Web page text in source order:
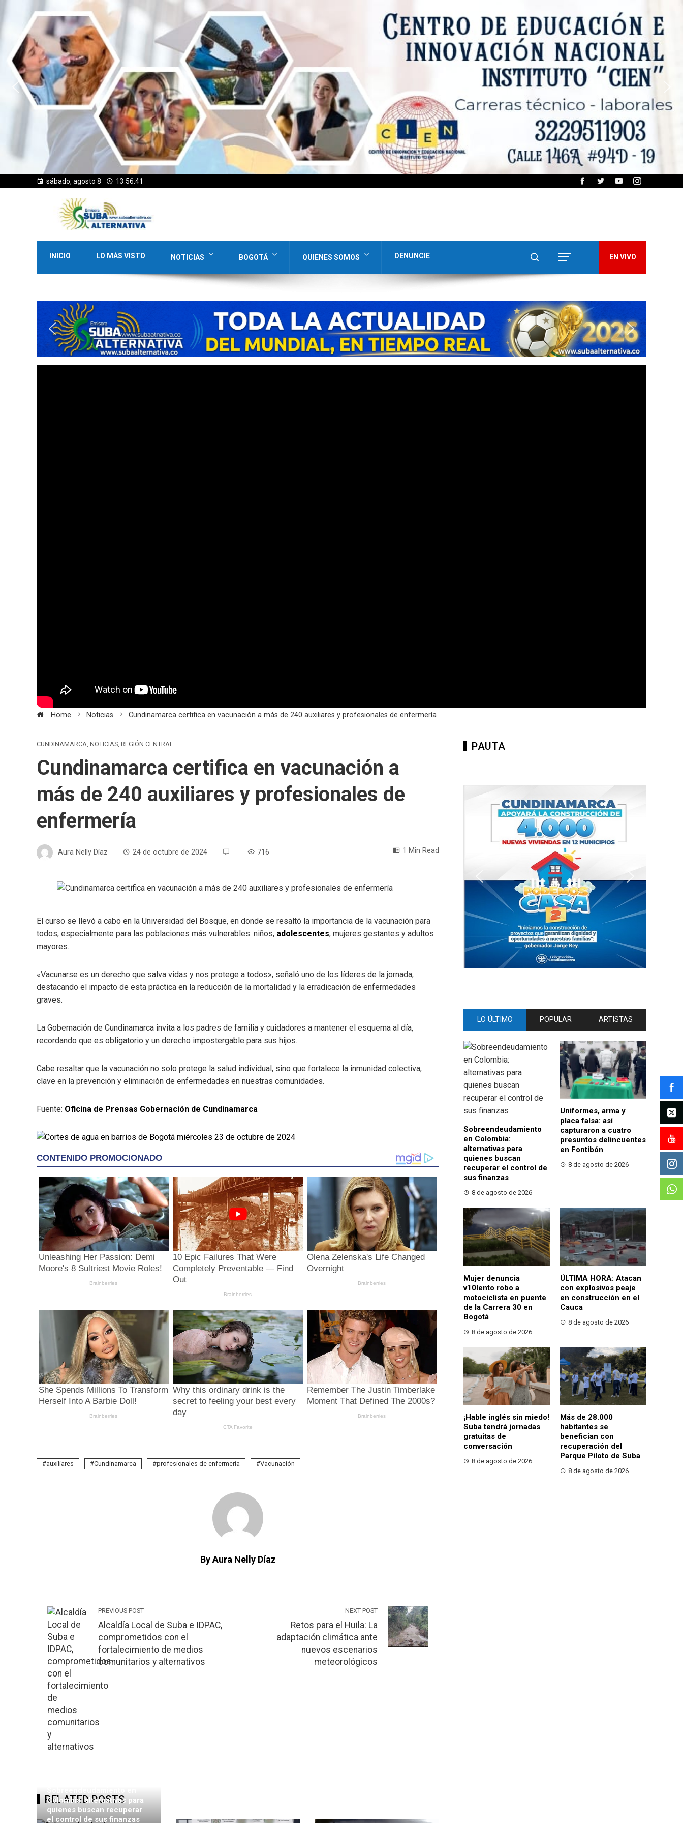
sábado, agosto 8 13:56:43
INICIO LO MÁS VISTO NOTICIAS BOGOTÁ QUIENES SOMOS DENUNCIE EN VIVO
Home Noticias Cundinamarca certifica en vacunación a más de 240 auxiliares y profesionales de enfermería
CUNDINAMARCA, NOTICIAS, REGIÓN CENTRAL
Cundinamarca certifica en vacunación a
más de 240 auxiliares y profesionales de
enfermería
Aura Nelly Díaz 24 de octubre de 2024 716 1 Min Read
El curso se llevó a cabo en la Universidad del Bosque, en donde se resaltó la importancia de la vacunación para
todos, especialmente para las poblaciones más vulnerables: niños, adolescentes, mujeres gestantes y adultos
mayores.
«Vacunarse es un derecho que salva vidas y nos protege a todos», señaló uno de los líderes de la jornada,
destacando el impacto de esta práctica en la reducción de la mortalidad y la erradicación de enfermedades
graves.
La Gobernación de Cundinamarca invita a los padres de familia y cuidadores a mantener el esquema al día,
recordando que es obligatorio y un derecho impostergable para sus hijos.
Cabe resaltar que la vacunación no solo protege la salud individual, sino que fortalece la inmunidad colectiva,
clave en la prevención y eliminación de enfermedades en nuestras comunidades.
Fuente: Oficina de Prensas Gobernación de Cundinamarca
auxiliares Cundinamarca profesionales de enfermería Vacunación
By Aura Nelly Díaz
PREVIOUS POST
Alcaldía Local de Suba e IDPAC,
comprometidos con el
fortalecimiento de medios
comunitarios y alternativos
NEXT POST
Retos para el Huila: La
adaptación climática ante
nuevos escenarios
meteorológicos
RELATED POSTS
Colombia: alternativas para
quienes buscan recuperar
el control de sus finanzas
PAUTA
LO ÚLTIMO POPULAR ARTISTAS
Sobreendeudamiento
en Colombia:
alternativas para
quienes buscan
recuperar el control de
sus finanzas
8 de agosto de 2026
Uniformes, arma y
placa falsa: así
capturaron a cuatro
presuntos delincuentes
en Fontibón
8 de agosto de 2026
Mujer denuncia
v10lento robo a
motociclista en puente
de la Carrera 30 en
Bogotá
8 de agosto de 2026
ÚLTIMA HORA: Atacan
con explosivos peaje
en construcción en el
Cauca
8 de agosto de 2026
¡Hable inglés sin miedo!
Suba tendrá jornadas
gratuitas de
conversación
8 de agosto de 2026
Más de 28.000
habitantes se
benefician con
recuperación del
Parque Piloto de Suba
8 de agosto de 2026